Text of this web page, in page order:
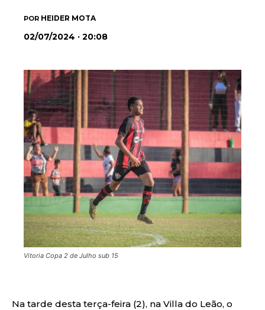
POR HEIDER MOTA
02/07/2024 · 20:08
Vitoria Copa 2 de Julho sub 15
Na tarde desta terça-feira (2), na Villa do Leão, o